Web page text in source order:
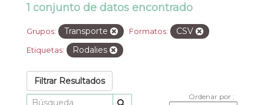
1 conjunto de datos encontrado
Grupos: Transporte Formatos: CSV
Etiquetas: Rodalies
Filtrar Resultados
Ordenar por